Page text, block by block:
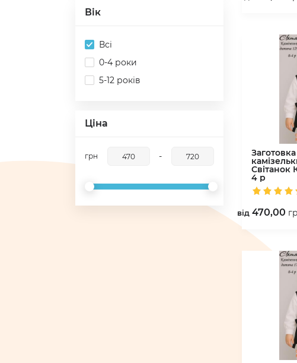
Вік
Всі
0-4 роки
5-12 років
Ціна
грн -
Світанок
4 р
вiд 470,00